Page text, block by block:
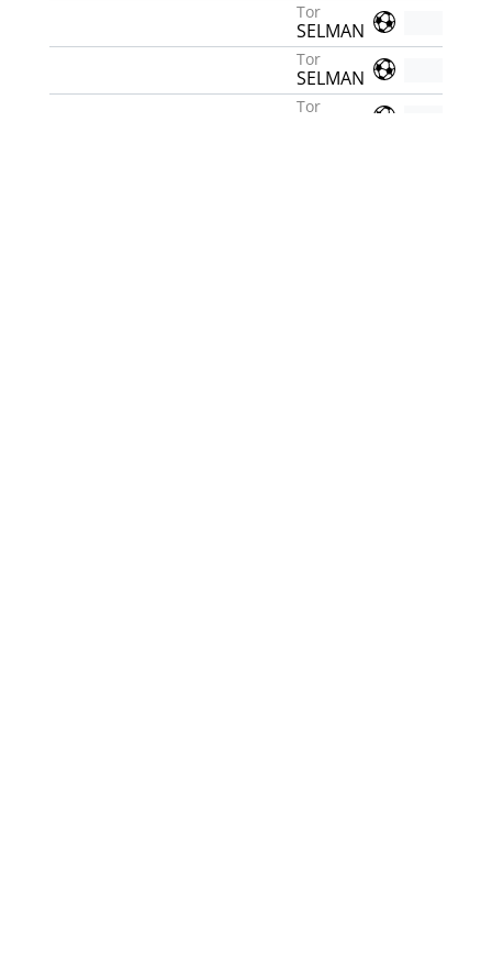
Tor
SELMAN
Tor
SELMAN
Tor